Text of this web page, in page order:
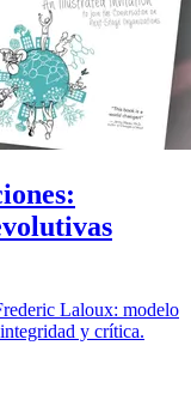
Laloux: modelo
y crítica.